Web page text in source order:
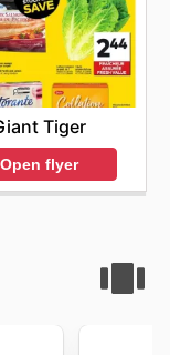
Tiger
Open flyer